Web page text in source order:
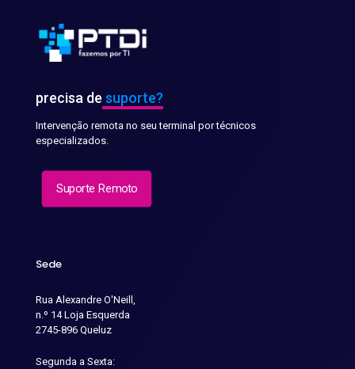
precisa de suporte?
Intervenção remota no seu terminal por técnicos
especializados.
Suporte Remoto
Sede
Rua Alexandre O'Neill,
n.º 14 Loja Esquerda
2745-896 Queluz
Segunda a Sexta: